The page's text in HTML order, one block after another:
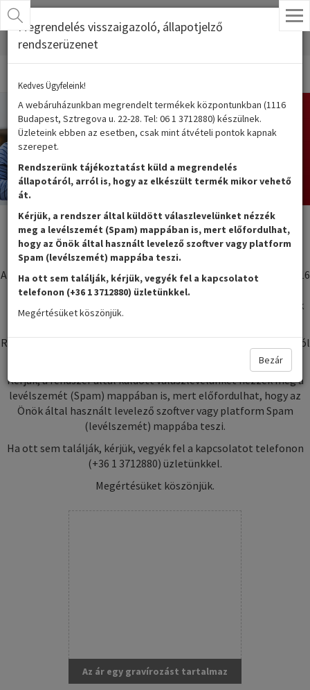
SHOP
Kedves Ügyfeleink!
A webáruházunkban megrendelt termékek központunkban (1116
Budapest, Sztregova u. 22-28. Tel: 06 1 3712880) készülnek.
Üzleteink ebben az esetben, csak mint átvételi pontok kapnak
Rendszerünk tájékoztatást küld a megrendelés állapotáról, arról
is, hogy az elkészült termék mikor vehető át.
Kérjük, a rendszer által küldött válaszlevelünket nézzék meg a
levélszemét (Spam) mappában is, mert előfordulhat, hogy az
Önök által használt levelező szoftver vagy platform Spam
(levélszemét) mappába teszi.
Ha ott sem találják, kérjük, vegyék fel a kapcsolatot telefonon
(+36 1 3712880) üzletünkkel.
Megértésüket köszönjük.
Az ár egy gravírozást tartalmaz
×
Megrendelés visszaigazoló, állapotjelző
rendszerüzenet
Kedves Ügyfeleink!
A webáruházunkban megrendelt termékek központunkban (1116
Budapest, Sztregova u. 22-28. Tel: 06 1 3712880) készülnek.
Üzleteink ebben az esetben, csak mint átvételi pontok kapnak
szerepet.
Rendszerünk tájékoztatást küld a megrendelés
állapotáról, arról is, hogy az elkészült termék mikor vehető
át.
Kérjük, a rendszer által küldött válaszlevelünket nézzék
meg a levélszemét (Spam) mappában is, mert előfordulhat,
hogy az Önök által használt levelező szoftver vagy platform
Spam (levélszemét) mappába teszi.
Ha ott sem találják, kérjük, vegyék fel a kapcsolatot
telefonon (+36 1 3712880) üzletünkkel.
Megértésüket köszönjük.
Bezár